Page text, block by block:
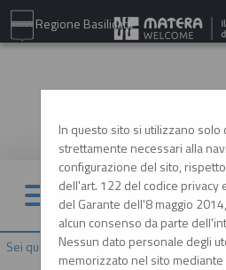
Regione Basilicata
Sei qui: Home»Informazioni»Helpdesk
In questo sito si utilizzano solo
strettamente necessari alla
configurazione del sito,
dell'art. 122 del codice privacy
del Garante dell'8 maggio
alcun consenso da parte
Nessun dato personale degli
memorizzato nel sito mediante